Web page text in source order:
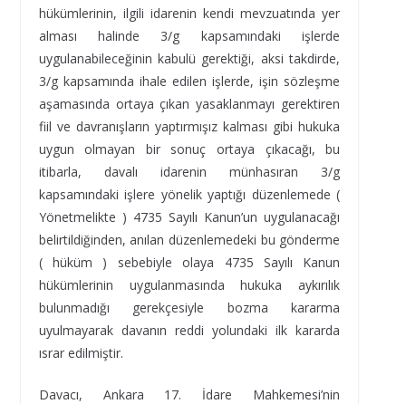
hükümlerinin, ilgili idarenin kendi mevzuatında yer
alması halinde 3/g kapsamındaki işlerde
uygulanabileceğinin kabulü gerektiği, aksi takdirde,
3/g kapsamında ihale edilen işlerde, işin sözleşme
aşamasında ortaya çıkan yasaklanmayı gerektiren
fiil ve davranışların yaptırmışız kalması gibi hukuka
uygun olmayan bir sonuç ortaya çıkacağı, bu
itibarla, davalı idarenin münhasıran 3/g
kapsamındaki işlere yönelik yaptığı düzenlemede (
Yönetmelikte ) 4735 Sayılı Kanun’un uygulanacağı
belirtildiğinden, anılan düzenlemedeki bu gönderme
( hüküm ) sebebiyle olaya 4735 Sayılı Kanun
hükümlerinin uygulanmasında hukuka aykırılık
bulunmadığı gerekçesiyle bozma kararma
uyulmayarak davanın reddi yolundaki ilk kararda
ısrar edilmiştir.
Davacı, Ankara 17. İdare Mahkemesi’nin